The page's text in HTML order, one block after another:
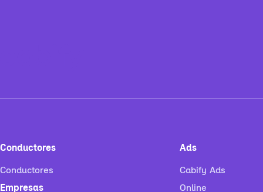
Conductores
Conductores
Empresas
Ads
Cabify Ads
Online